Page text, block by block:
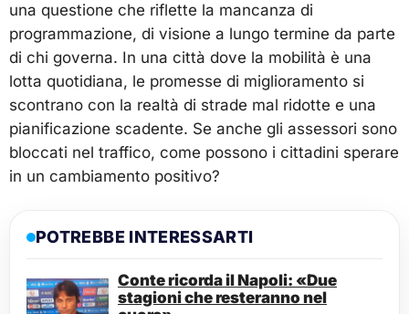
una questione che riflette la mancanza di
programmazione, di visione a lungo termine da parte
di chi governa. In una città dove la mobilità è una
lotta quotidiana, le promesse di miglioramento si
scontrano con la realtà di strade mal ridotte e una
pianificazione scadente. Se anche gli assessori sono
bloccati nel traffico, come possono i cittadini sperare
in un cambiamento positivo?
POTREBBE INTERESSARTI
Conte ricorda il Napoli: «Due
stagioni che resteranno nel